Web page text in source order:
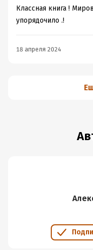
Классная книга !
упорядочило .!
18 апреля 2024